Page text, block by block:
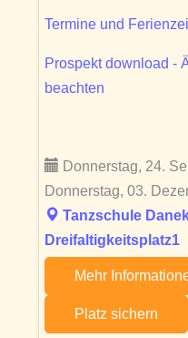
Termine und
Prospekt download -
beachten
Donnerstag, 24.
Donnerstag, 03.
Tanzschule
Dreifaltigkeitsplatz1
Mehr
Platz sichern